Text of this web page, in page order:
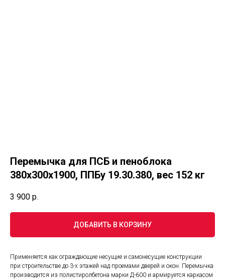
Перемычка для ПСБ и пеноблока
380х300х1900, ППБу 19.30.380, вес 152 кг
3 900 р.
ДОБАВИТЬ В КОРЗИНУ
Применяется как ограждающие несущие и самонесущие конструкции
при строительстве до 3-х этажей над проемами дверей и окон. Перемычка
производится из полистиролбетона марки Д-600 и армируется каркасом